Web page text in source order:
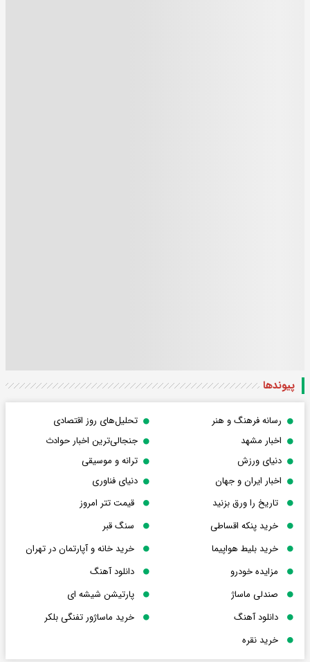
پیوندها
رسانه فرهنگ و هنر
تحلیل‌های روز اقتصادی
اخبار مشهد
جنجالی‌ترین اخبار حوادث
دنیای ورزش
ترانه و موسیقی
اخبار ایران و جهان
دنیای فناوری
تاریخ را ورق بزنید
قیمت تتر امروز
خرید پنکه اقساطی
سنگ قبر
خرید بلیط هواپیما
خرید خانه و آپارتمان در تهران
مزایده خودرو
دانلود آهنگ
صندلی ماساژ
پارتیشن شیشه ای
دانلود آهنگ
خرید ماساژور تفنگی بلکر
خرید نقره